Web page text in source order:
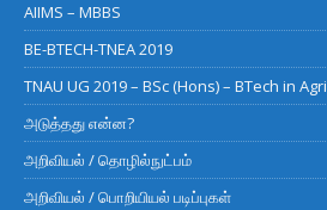
AIIMS – MBBS
BE-BTECH-TNEA 2019
TNAU UG 2019 – BSc (Hons) – BTech in Agri
அடுத்தது என்ன?
அறிவியல் / தொழில்நுட்பம்
அறிவியல் / பொறியியல் படிப்புகள்